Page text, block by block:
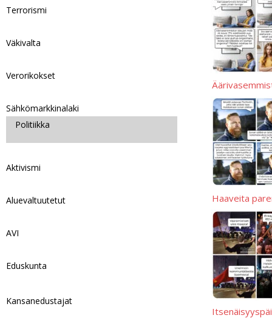
Haaveita
Terrorismi
Väkivalta
Verorikokset
Sähkömarkkinalaki
Politiikka
Aktivismi
Aluevaltuutetut
AVI
Eduskunta
Kansanedustajat